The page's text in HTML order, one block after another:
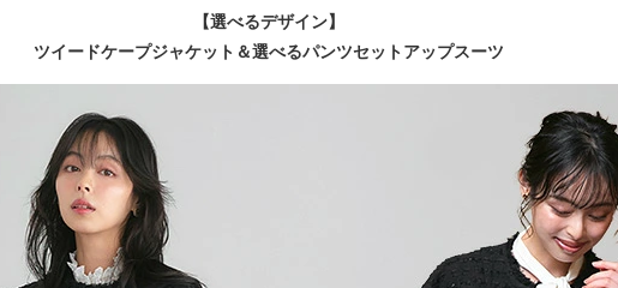
【選べるデザイン】
ツイードケープジャケット＆選べるパンツセットアップスーツ